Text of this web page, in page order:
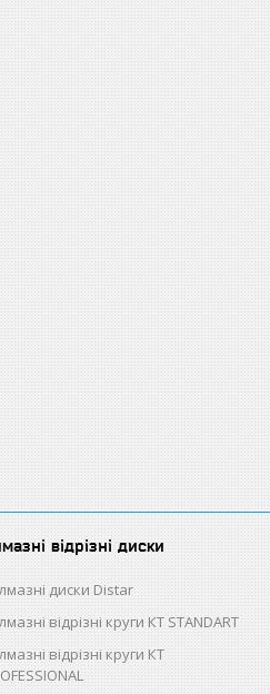
відрізні диски
диски Distar
відрізні круги КТ STANDART
відрізні круги КТ